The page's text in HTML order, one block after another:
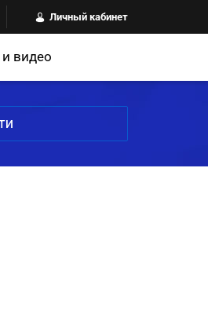
Личный кабинет
видео